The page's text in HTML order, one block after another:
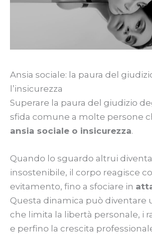
Ansia sociale: la paura del
l’insicurezza
Superare la paura del giudizio
sfida comune a molte persone
ansia sociale o insicurezza.
Quando lo sguardo altrui
insostenibile, il corpo reagisce
evitamento, fino a sfociare in
Questa dinamica può diventare
che limita la libertà personale, i
e perfino la crescita